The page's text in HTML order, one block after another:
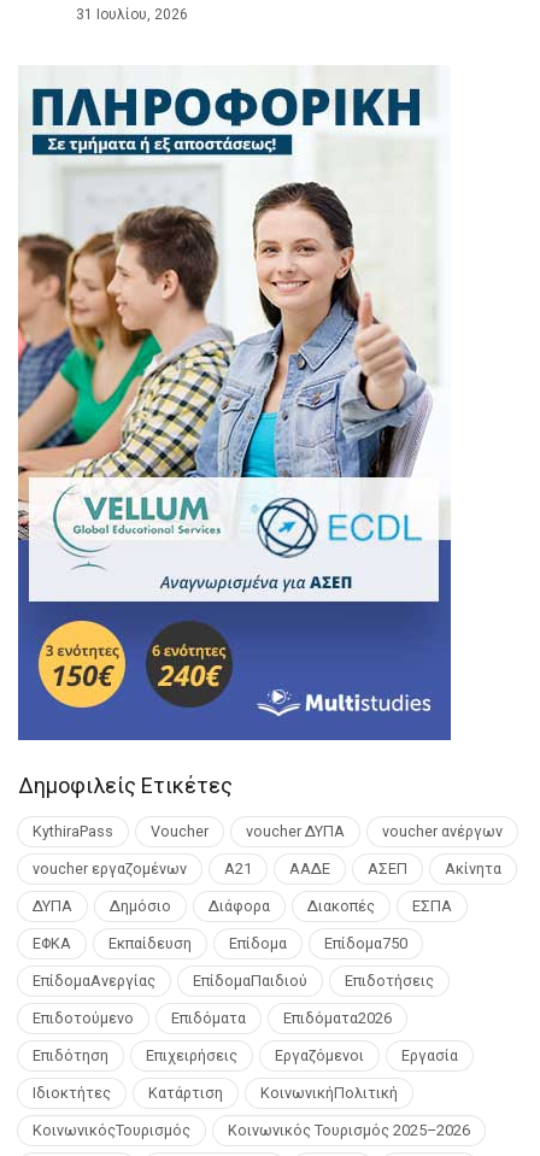
31 Ιουλίου, 2026
Δημοφιλείς Ετικέτες
KythiraPass Voucher voucher ΔΥΠΑ voucher ανέργων
voucher εργαζομένων Α21 ΑΑΔΕ ΑΣΕΠ Ακίνητα
ΔΥΠΑ Δημόσιο Διάφορα Διακοπές ΕΣΠΑ
ΕΦΚΑ Εκπαίδευση Επίδομα Επίδομα750
ΕπίδομαΑνεργίας ΕπίδομαΠαιδιού Επιδοτήσεις
Επιδοτούμενο Επιδόματα Επιδόματα2026
Επιδότηση Επιχειρήσεις Εργαζόμενοι Εργασία
Ιδιοκτήτες Κατάρτιση ΚοινωνικήΠολιτική
ΚοινωνικόςΤουρισμός Κοινωνικός Τουρισμός 2025–2026